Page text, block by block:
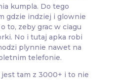
kumpla. Do tego
gdzie indziej i glownie
to, zeby grac w ciagu
No i tutaj apka robi
plynnie nawet na
telefonie.
tam z 3000+ i to nie